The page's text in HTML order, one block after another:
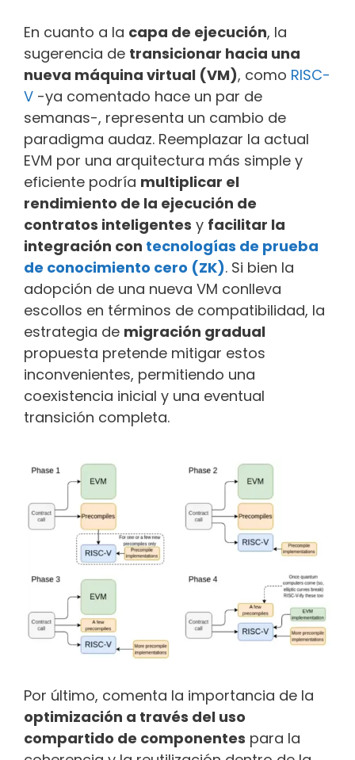
En cuanto a la capa de ejecución, la
sugerencia de transicionar hacia una
nueva máquina virtual (VM), como RISC-
V -ya comentado hace un par de
semanas-, representa un cambio de
paradigma audaz. Reemplazar la actual
EVM por una arquitectura más simple y
eficiente podría multiplicar el
rendimiento de la ejecución de
contratos inteligentes y facilitar la
integración con tecnologías de prueba
de conocimiento cero (ZK). Si bien la
adopción de una nueva VM conlleva
escollos en términos de compatibilidad, la
estrategia de migración gradual
propuesta pretende mitigar estos
inconvenientes, permitiendo una
coexistencia inicial y una eventual
transición completa.
Por último, comenta la importancia de la
optimización a través del uso
compartido de componentes para la